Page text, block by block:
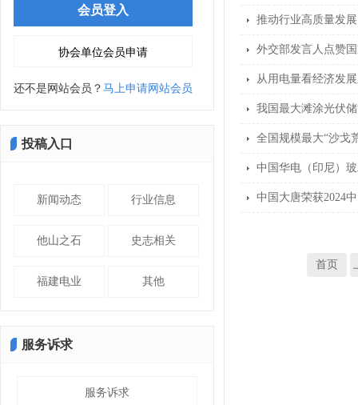
还不是网站会员？ 马上申请网站会员
投稿入口
新闻动态 行业信息
他山之石 史志相关
福建电业 其他
服务诉求
服务诉求
推动行业高质量发
外交部发言人点赞
从用电量看经济发
我国最大滩涂光伏
全国规模最大“沙戈
中国华电（印尼）
中国大唐荣获2024
首页